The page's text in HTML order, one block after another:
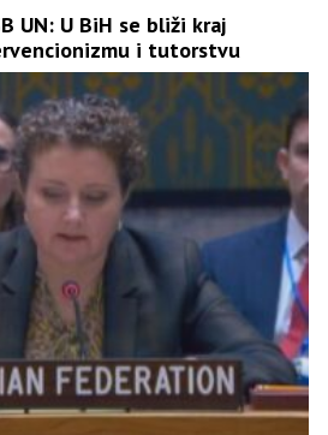
UN: U BiH se bliži kraj
i tutorstvu